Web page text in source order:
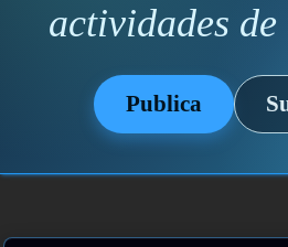
actividades
Publica